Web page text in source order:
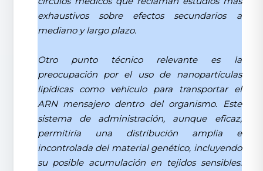
exhaustivos sobre efectos secundarios a
mediano y largo plazo.
Otro punto técnico relevante es la
preocupación por el uso de nanopartículas
lipídicas como vehículo para transportar el
ARN mensajero dentro del organismo. Este
sistema de administración, aunque eficaz,
permitiría una distribución amplia e
incontrolada del material genético, incluyendo
su posible acumulación en tejidos sensibles.